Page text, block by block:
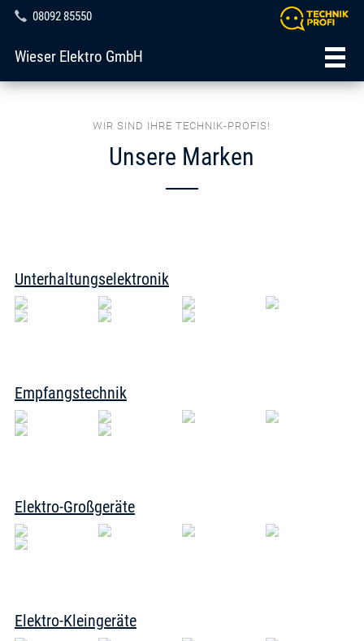
08092 85550
Wieser Elektro GmbH
WIR SIND IHRE TECHNIK-PROFIS!
Unsere Marken
Unterhaltungselektronik
Empfangstechnik
Elektro-Großgeräte
Elektro-Kleingeräte